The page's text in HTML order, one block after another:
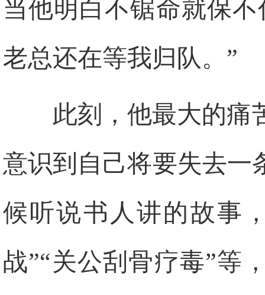
当他明白不锯命就保
老总还在等我归队。”
此刻，他最大的痛
意识到自己将要失去一
候听说书人讲的故事
战”“关公刮骨疗毒”等